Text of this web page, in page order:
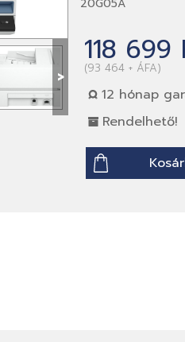
>
118 699
(93 464 + ÁFA)
12 hónap
Rendelhető!